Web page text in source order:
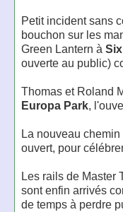
Petit incident sans
bouchon sur les
Green Lantern à
ouverte au public)
Thomas et Roland
Europa Park,
La nouveau
ouvert, pour
Les rails de Master
sont enfin arrivés
de temps à perdre